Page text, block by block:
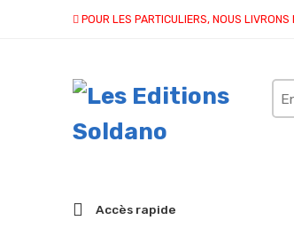
POUR LES PARTICULIERS, NOUS LIVRONS
Accès rapide